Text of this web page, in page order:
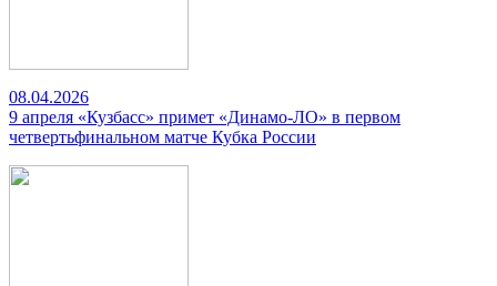
08.04.2026
9 апреля «Кузбасс» примет «Динамо-ЛО» в первом
четвертьфинальном матче Кубка России